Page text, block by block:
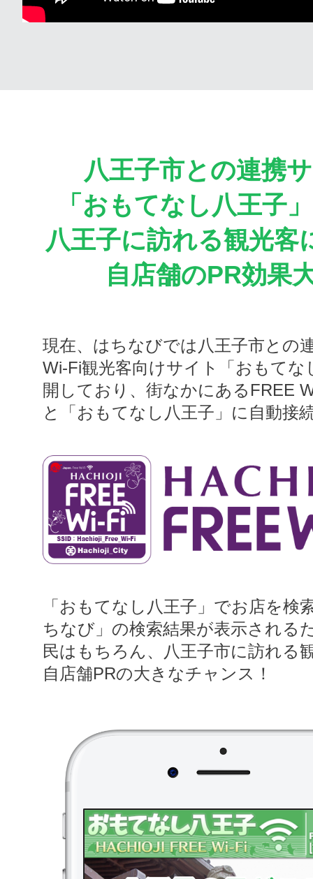
八王子市との連携
「おもてなし八王子
八王子に訪れる観光客
自店舗のPR効果
現在、はちなびでは八王子市との
Wi-Fi観光客向けサイト「おもてな
開しており、街なかにあるFREE
と「おもてなし八王子」に自動接
「おもてなし八王子」でお店を検
ちなび」の検索結果が表示される
民はもちろん、八王子市に訪れる
自店舗PRの大きなチャンス！